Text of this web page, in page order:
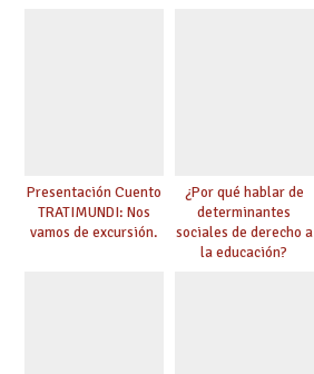
Presentación Cuento
TRATIMUNDI: Nos
vamos de excursión.
¿Por qué hablar de
determinantes
sociales de derecho a
la educación?